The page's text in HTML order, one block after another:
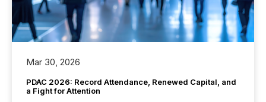
Mar 30, 2026
PDAC 2026: Record Attendance, Renewed Capital, and
a Fight for Attention